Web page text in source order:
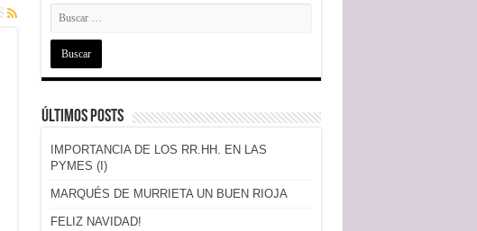
Últimos Posts
IMPORTANCIA DE LOS RR.HH. EN LAS
PYMES (I)
MARQUÉS DE MURRIETA UN BUEN RIOJA
FELIZ NAVIDAD!